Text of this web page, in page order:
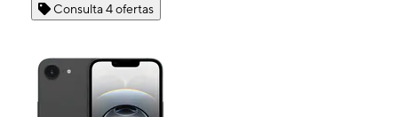
Consulta 4 ofertas